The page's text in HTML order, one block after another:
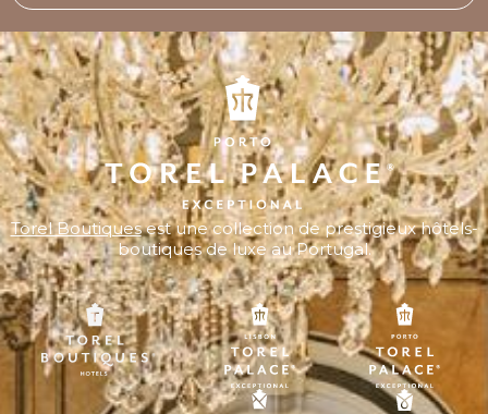
Torel Boutiquesest une collection de prestigieux hôtels-
boutiques de luxe au Portugal.